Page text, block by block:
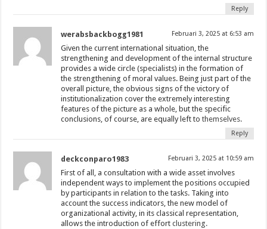
Reply
werabsbackbogg1981 Februari 3, 2025 at 6:53 am
Given the current international situation, the
strengthening and development of the internal structure
provides a wide circle (specialists) in the formation of
the strengthening of moral values. Being just part of the
overall picture, the obvious signs of the victory of
institutionalization cover the extremely interesting
features of the picture as a whole, but the specific
conclusions, of course, are equally left to themselves.
Reply
deckconparo1983 Februari 3, 2025 at 10:59 am
First of all, a consultation with a wide asset involves
independent ways to implement the positions occupied
by participants in relation to the tasks. Taking into
account the success indicators, the new model of
organizational activity, in its classical representation,
allows the introduction of effort clustering.